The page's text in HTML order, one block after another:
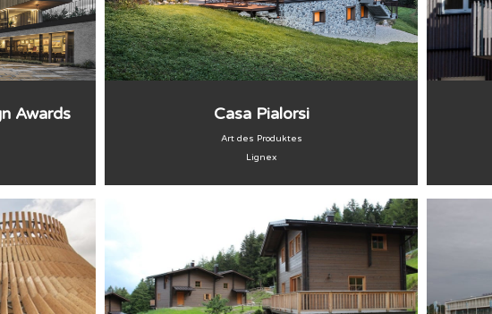
Awards Casa Pialorsi
Art des Produktes
Lignex